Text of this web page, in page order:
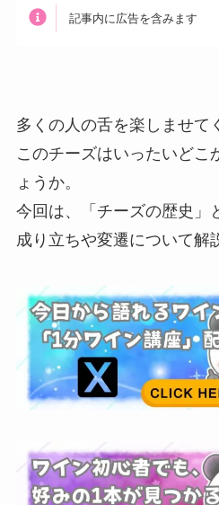
記事内に広告を含みます
多くの人の舌を楽しませて
このチーズはいったいどこ
ょうか。
今回は、「チーズの歴史」
成り立ちや変遷について解